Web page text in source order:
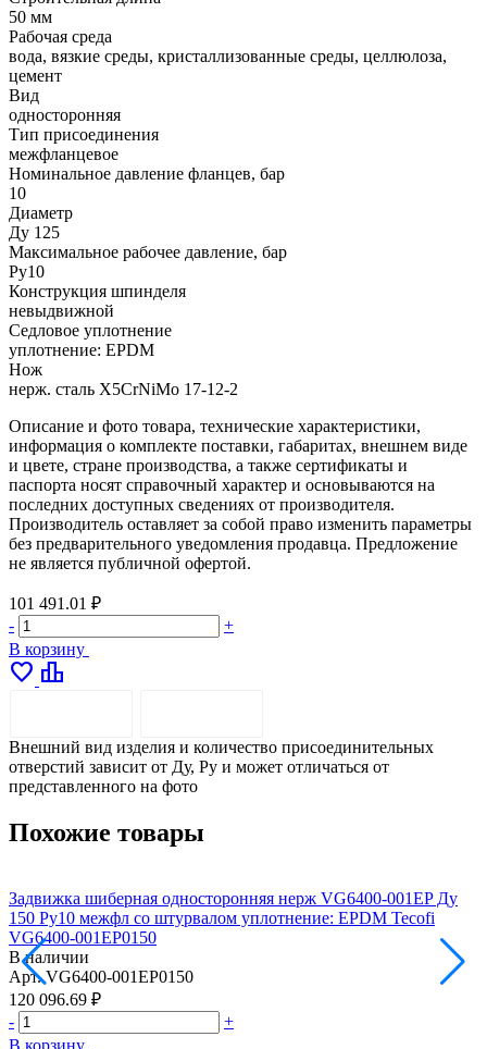
50 мм
Рабочая среда
вода, вязкие среды, кристаллизованные среды, целлюлоза,
цемент
Вид
односторонняя
Тип присоединения
межфланцевое
Номинальное давление фланцев, бар
10
Диаметр
Ду 125
Максимальное рабочее давление, бар
Ру10
Конструкция шпинделя
невыдвижной
Седловое уплотнение
уплотнение: EPDM
Нож
нерж. сталь X5CrNiMo 17-12-2
Описание и фото товара, технические характеристики,
информация о комплекте поставки, габаритах, внешнем виде
и цвете, стране производства, а также сертификаты и
паспорта носят справочный характер и основываются на
последних доступных сведениях от производителя.
Производитель оставляет за собой право изменить параметры
без предварительного уведомления продавца. Предложение
не является публичной офертой.
101 491.01 ₽
-
+
В корзину
favorite leaderboard
Внешний вид изделия и количество присоединительных
отверстий зависит от Ду, Pу и может отличаться от
представленного на фото
Похожие товары
Задвижка шиберная односторонняя нерж VG6400-001EP Ду
150 Ру10 межфл со штурвалом уплотнение: EPDM Tecofi
VG6400-001EP0150
В наличии
Арт. VG6400-001EP0150
120 096.69 ₽
-
+
В корзину